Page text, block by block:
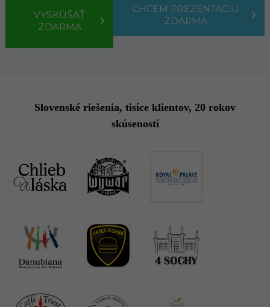
VYSKÚŠAŤ
ZDARMA
CHCEM PREZENTÁCIU
ZDARMA
Slovenské riešenia, tisíce klientov, 20 rokov
skúseností